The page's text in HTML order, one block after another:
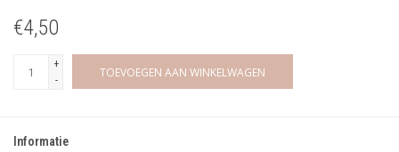
€4,50
+
-
TOEVOEGEN AAN WINKELWAGEN
Informatie